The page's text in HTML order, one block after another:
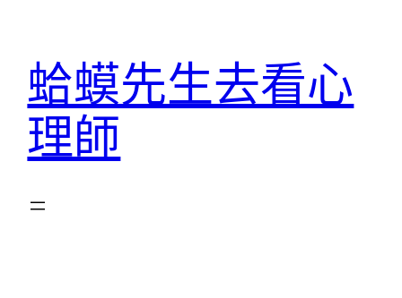
蛤蟆先生去看心
理師